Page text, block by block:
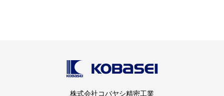
株式会社コバヤシ精密工業